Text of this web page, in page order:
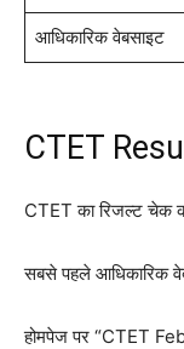
आधिकारिक वेबसाइट
CTET
CTET का रिजल्ट चेक
सबसे पहले आधिकारिक
होमपेज पर “CTET